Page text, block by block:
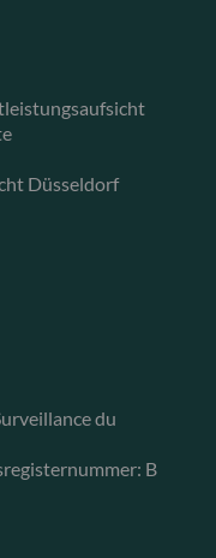
Düsseldorf
du
B